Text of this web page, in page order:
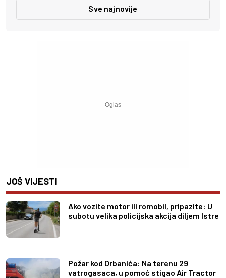
Sve najnovije
JOŠ VIJESTI
Ako vozite motor ili romobil, pripazite: U
subotu velika policijska akcija diljem Istre
Požar kod Orbanića: Na terenu 29
vatrogasaca, u pomoć stigao Air Tractor